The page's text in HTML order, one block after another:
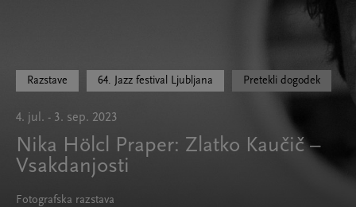
Razstave 64. Jazz festival Ljubljana Pretekli dogodek
4. jul. - 3. sep. 2023
Nika Hölcl Praper: Zlatko Kaučič –
Vsakdanjosti
Fotografska razstava